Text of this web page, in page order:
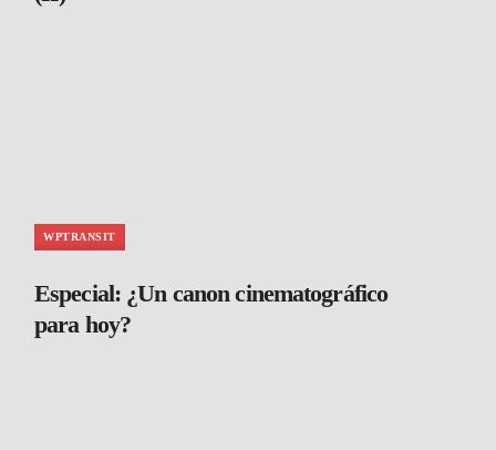
WPTRANSIT
Especial: ¿Un canon cinematográfico
para hoy?